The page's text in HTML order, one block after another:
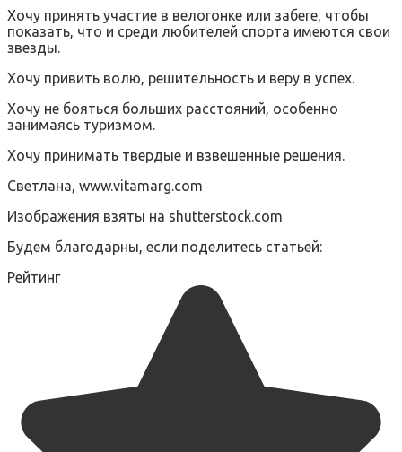
Хочу принять участие в велогонке или забеге, чтобы
показать, что и среди любителей спорта имеются свои
звезды.
Хочу привить волю, решительность и веру в успех.
Хочу не бояться больших расстояний, особенно
занимаясь туризмом.
Хочу принимать твердые и взвешенные решения.
Светлана, www.vitamarg.com
Изображения взяты на shutterstock.com
Будем благодарны, если поделитесь статьей:
Рейтинг